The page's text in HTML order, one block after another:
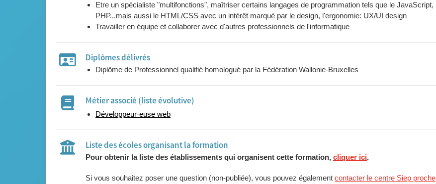
Etre un spécialiste "multifonctions", maîtriser certains langages de programmation tels que le JavaScript,
PHP...mais aussi le HTML/CSS avec un intérêt marqué par le design, l'ergonomie: UX/UI design
Travailler en équipe et collaborer avec d'autres professionnels de l'informatique
Diplômes délivrés
Diplôme de Professionnel qualifié homologué par la Fédération Wallonie-Bruxelles
Métier associé (liste évolutive)
Développeur·euse web
Liste des écoles organisant la formation
Pour obtenir la liste des établissements qui organisent cette formation, cliquer ici.
Si vous souhaitez poser une question (non-publiée), vous pouvez également contacter le centre Siep proche